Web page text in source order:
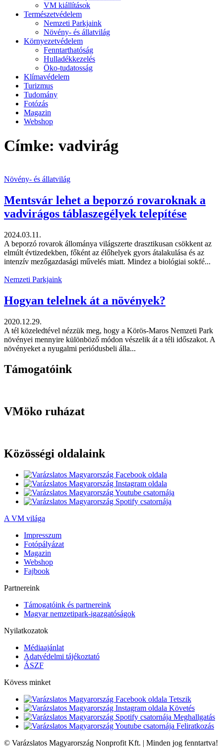
VM kiállítások
Természetvédelem
Nemzeti Parkjaink
Növény- és állatvilág
Környezetvédelem
Fenntarthatóság
Hulladékkezelés
Öko-tudatosság
Klímavédelem
Turizmus
Tudomány
Fotózás
Magazin
Webshop
Címke: vadvirág
Növény- és állatvilág
Mentsvár lehet a beporzó rovaroknak a
vadvirágos táblaszegélyek telepítése
2024.03.11.
A beporzó rovarok állománya világszerte drasztikusan csökkent az
elmúlt évtizedekben, főként az élőhelyek gyors átalakulása és az
intenzív mezőgazdasági művelés miatt. Mindez a biológiai sokfé...
Nemzeti Parkjaink
Hogyan telelnek át a növények?
2020.12.29.
A tél közeledtével nézzük meg, hogy a Körös-Maros Nemzeti Park
növényei mennyire különböző módon vészelik át a téli időszakot. A
növényeket a nyugalmi periódusbeli álla...
Támogatóink
VMöko ruházat
Közösségi oldalaink
A VM világa
Impresszum
Fotópályázat
Magazin
Webshop
Fajbook
Partnereink
Támogatóink és partnereink
Magyar nemzetipark-igazgatóságok
Nyilatkozatok
Médiaajánlat
Adatvédelmi tájékoztató
ÁSZF
Kövess minket
Tetszik
Követés
Meghallgatás
Feliratkozás
© Varázslatos Magyarország Nonprofit Kft. | Minden jog fenntartva!